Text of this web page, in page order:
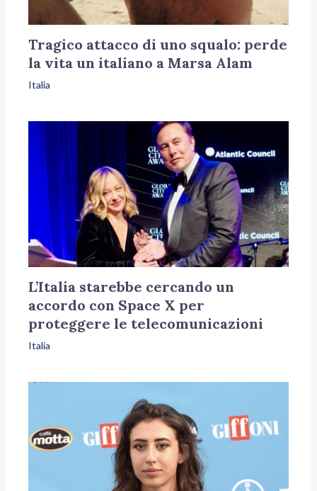
Tragico attacco di uno squalo: perde
la vita un italiano a Marsa Alam
Italia
L’Italia starebbe cercando un
accordo con Space X per
proteggere le telecomunicazioni
Italia